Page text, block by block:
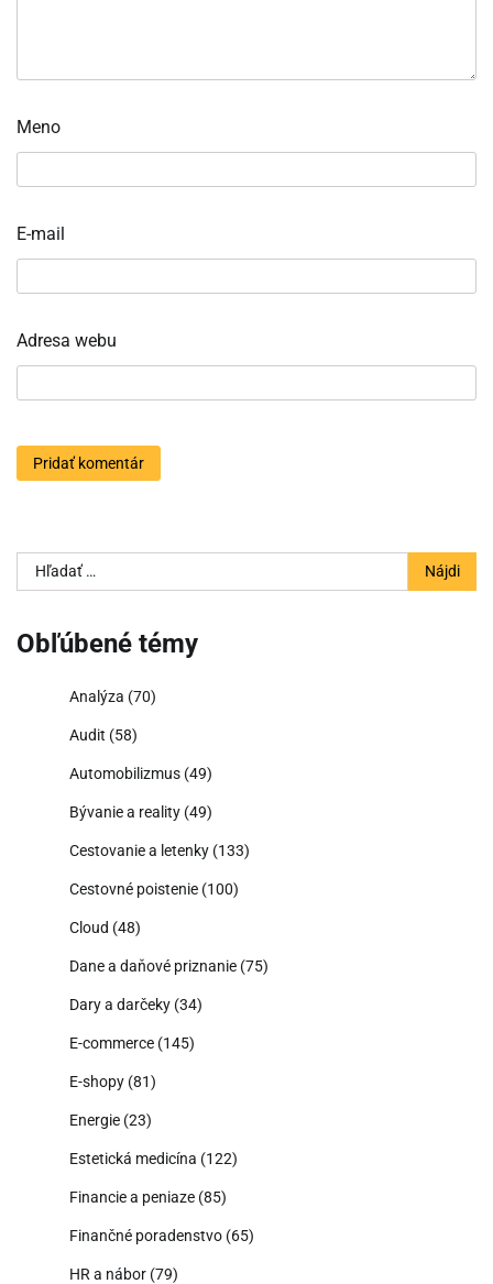
Meno
E-mail
Adresa webu
Hľadať:
Obľúbené témy
Analýza (70)
Audit (58)
Automobilizmus (49)
Bývanie a reality (49)
Cestovanie a letenky (133)
Cestovné poistenie (100)
Cloud (48)
Dane a daňové priznanie (75)
Dary a darčeky (34)
E-commerce (145)
E-shopy (81)
Energie (23)
Estetická medicína (122)
Financie a peniaze (85)
Finančné poradenstvo (65)
HR a nábor (79)